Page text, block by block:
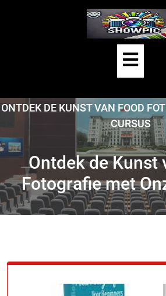
Open
ONTDEK DE KUNST VAN FOOD
CURSUS
Ontdek de Kunst
Fotografie met